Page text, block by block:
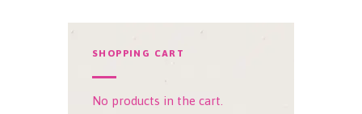
SHOPPING CART
No products in the cart.